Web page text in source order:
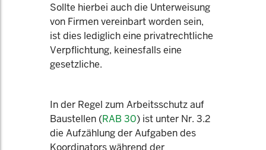
Sollte hierbei auch die Unterweisung
von Firmen vereinbart worden sein,
ist dies lediglich eine privatrechtliche
Verpflichtung, keinesfalls eine
gesetzliche.
In der Regel zum Arbeitsschutz auf
Baustellen (RAB 30) ist unter Nr. 3.2
die Aufzählung der Aufgaben des
Koordinators während der